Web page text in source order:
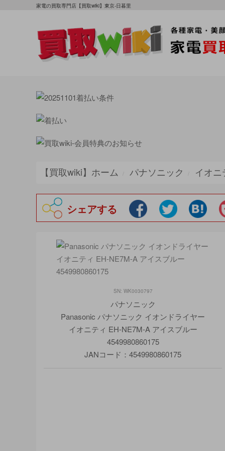
家電の買取専門店【買取wiki】東京-日暮里
【買取wiki】ホーム パナソニック イオニ
シェアする
SN: WK0030797
パナソニック
Panasonic パナソニック イオンドライヤー
イオニティ EH-NE7M-A アイスブルー
4549980860175
JANコード：4549980860175